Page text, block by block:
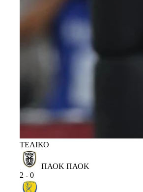
ΤΕΛΙΚΟ
ΠΑΟΚ ΠΑΟΚ
2 - 0